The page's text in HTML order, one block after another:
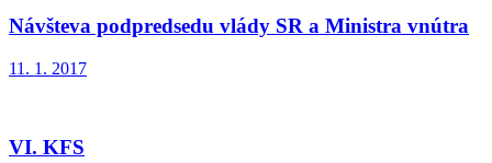
Návšteva podpredsedu vlády SR a Ministra vnútra
11. 1. 2017
VI. KFS